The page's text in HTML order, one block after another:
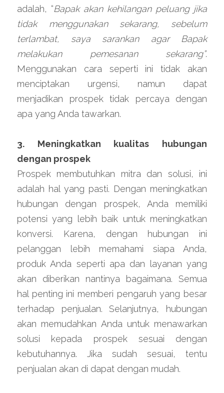
adalah, “Bapak akan kehilangan peluang jika
tidak menggunakan sekarang, sebelum
terlambat, saya sarankan agar Bapak
melakukan pemesanan sekarang”.
Menggunakan cara seperti ini tidak akan
menciptakan urgensi, namun dapat
menjadikan prospek tidak percaya dengan
apa yang Anda tawarkan.
3. Meningkatkan kualitas hubungan
dengan prospek
Prospek membutuhkan mitra dan solusi, ini
adalah hal yang pasti. Dengan meningkatkan
hubungan dengan prospek, Anda memiliki
potensi yang lebih baik untuk meningkatkan
konversi. Karena, dengan hubungan ini
pelanggan lebih memahami siapa Anda,
produk Anda seperti apa dan layanan yang
akan diberikan nantinya bagaimana. Semua
hal penting ini memberi pengaruh yang besar
terhadap penjualan. Selanjutnya, hubungan
akan memudahkan Anda untuk menawarkan
solusi kepada prospek sesuai dengan
kebutuhannya. Jika sudah sesuai, tentu
penjualan akan di dapat dengan mudah.